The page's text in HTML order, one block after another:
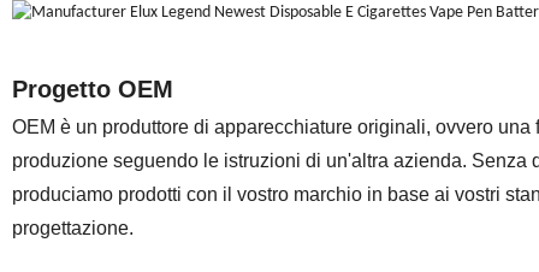
Progetto OEM
OEM è un produttore di apparecchiature originali, ovvero
produzione seguendo le istruzioni di un'altra azienda.
produciamo prodotti con il vostro marchio in base ai vostri
progettazione.